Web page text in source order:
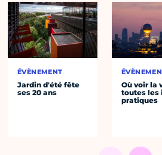
ÉVÈNEMENT
Jardin d'été fête
ses 20 ans
Où voir la
toutes les
pratiques